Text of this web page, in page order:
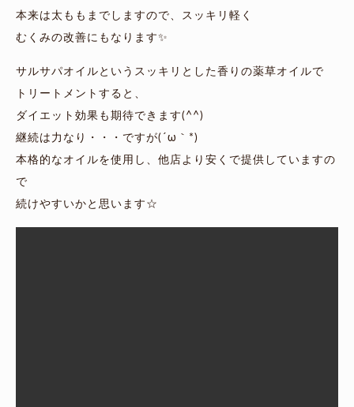
本来は太ももまでしますので、スッキリ軽く
むくみの改善にもなります✨
サルサパオイルというスッキリとした香りの薬草オイルで
トリートメントすると、
ダイエット効果も期待できます(^^)
継続は力なり・・・ですが(´ω｀*)
本格的なオイルを使用し、他店より安くで提供していますの
で
続けやすいかと思います☆